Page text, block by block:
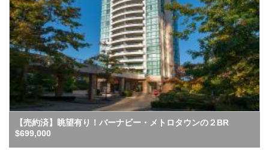
【売約済】眺望有り！バーナビー・メトロタウンの２BR
$699,000